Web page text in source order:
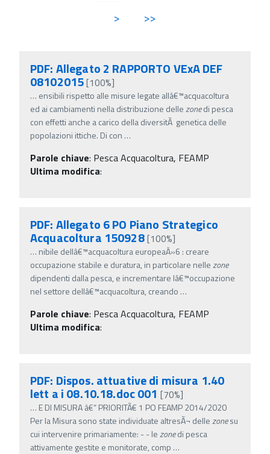
> >>
PDF: Allegato 2 RAPPORTO VExA DEF
08102015[100%]
… ensibili rispetto alle misure legate allâ€™acquacoltura
ed ai cambiamenti nella distribuzione dellezonedi pesca
con effetti anche a carico della diversitÃ genetica delle
popolazioni ittiche. Di con …
Parole chiave: Pesca Acquacoltura, FEAMP
Ultima modifica:
PDF: Allegato 6 PO Piano Strategico
Acquacoltura 150928[100%]
… nibile dellâ€™acquacoltura europeaÂ»6 : creare
occupazione stabile e duratura, in particolare nellezone
dipendenti dalla pesca, e incrementare lâ€™occupazione
nel settore dellâ€™acquacoltura, creando …
Parole chiave: Pesca Acquacoltura, FEAMP
Ultima modifica:
PDF: Dispos. attuative di misura 1.40
lett a i 08.10.18.doc 001 [70%]
… E DI MISURA â€“ PRIORITÃ€ 1 PO FEAMP 2014/2020
Per la Misura sono state individuate altresÃ¬ dellezonesu
cui intervenire primariamente: - - lezonedi pesca
attivamente gestite e monitorate, comp …